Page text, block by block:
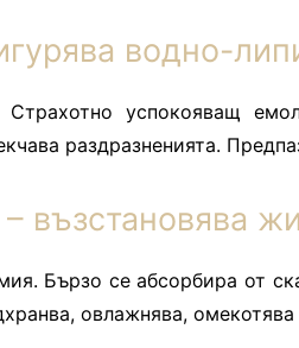
водно-
успокояващ
раздразненията.
Бързо се абсорбира от
овлажнява,